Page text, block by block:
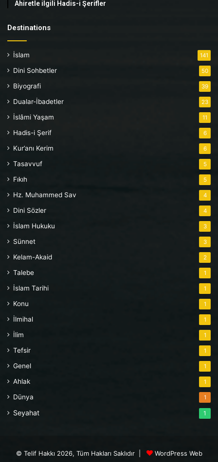
Ahiretle ilgili Hadis-i Şerifler
Destinations
İslam 141
Dini Sohbetler 50
Biyografi 39
Dualar-İbadetler 23
İslâmi Yaşam 11
Hadis-i Şerif 6
Kur’anı Kerim 6
Tasavvuf 5
Fıkıh 5
Hz. Muhammed Sav 4
Dini Sözler 4
İslam Hukuku 3
Sünnet 3
Kelam-Akaid 2
Talebe 1
İslam Tarihi 1
Konu 1
İlmihal 1
İlim 1
Tefsir 1
Genel 1
Ahlak 1
Dünya 1
Seyahat 1
© Telif Hakkı 2026, Tüm Hakları Saklıdır | WordPress Web